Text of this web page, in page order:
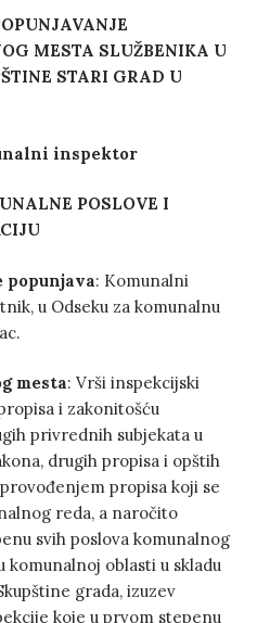
OG MESTA SLUŽBENIKA U
STARI GRAD U
inspektor
POSLOVE I
popunjava: Komunalni
u Odseku za komunalnu
mesta: Vrši inspekcijski
i zakonitošću
privrednih subjekata u
drugih propisa i opštih
propisa koji se
reda, a naročito
svih poslova komunalnog
komunalnoj oblasti u skladu
grada, izuzev
koje u prvom stepenu